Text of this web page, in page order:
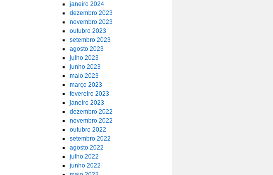
janeiro 2024
dezembro 2023
novembro 2023
outubro 2023
setembro 2023
agosto 2023
julho 2023
junho 2023
maio 2023
março 2023
fevereiro 2023
janeiro 2023
dezembro 2022
novembro 2022
outubro 2022
setembro 2022
agosto 2022
julho 2022
junho 2022